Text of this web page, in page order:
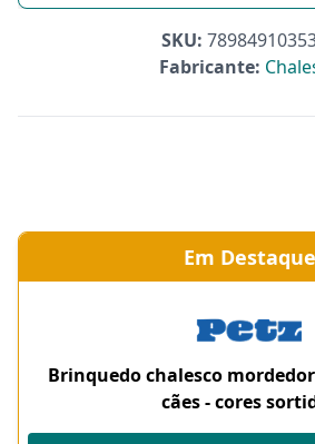
SKU:
Fabricante:
Em Destaque
Brinquedo chalesco
cães - cores